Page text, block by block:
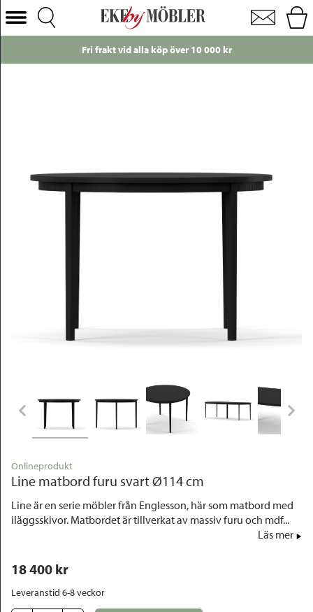
Line matbord furu svart Ø114 cm
Välj Kategori
Förvaring
Fri frakt vid alla köp över 10 000 kr
Onlineprodukt
Line matbord furu svart Ø114 cm
Line är en serie möbler från Englesson, här som matbord med
iläggsskivor. Matbordet är tillverkat av massiv furu och mdf...
Läs mer
18 400 kr
Leveranstid 6-8 veckor